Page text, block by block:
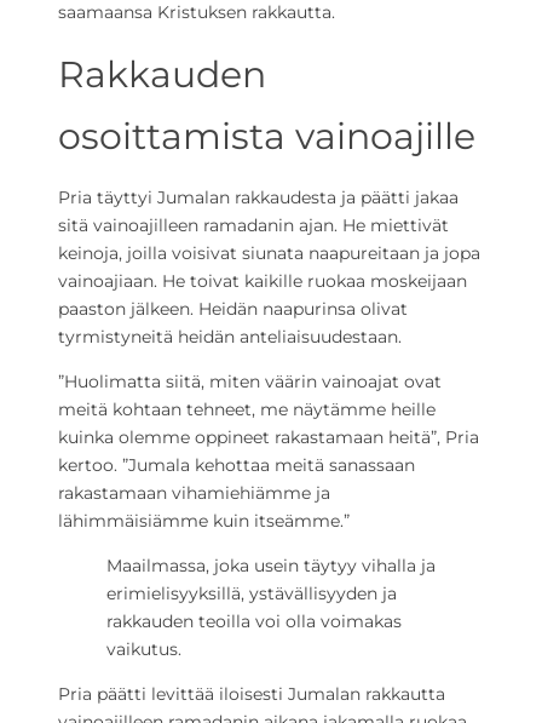
saamaansa Kristuksen rakkautta.
Rakkauden
osoittamista vainoajille
Pria täyttyi Jumalan rakkaudesta ja päätti jakaa
sitä vainoajilleen ramadanin ajan. He miettivät
keinoja, joilla voisivat siunata naapureitaan ja jopa
vainoajiaan. He toivat kaikille ruokaa moskeijaan
paaston jälkeen. Heidän naapurinsa olivat
tyrmistyneitä heidän anteliaisuudestaan.
”Huolimatta siitä, miten väärin vainoajat ovat
meitä kohtaan tehneet, me näytämme heille
kuinka olemme oppineet rakastamaan heitä”, Pria
kertoo. ”Jumala kehottaa meitä sanassaan
rakastamaan vihamiehiämme ja
lähimmäisiämme kuin itseämme.”
Maailmassa, joka usein täytyy vihalla ja
erimielisyyksillä, ystävällisyyden ja
rakkauden teoilla voi olla voimakas
vaikutus.
Pria päätti levittää iloisesti Jumalan rakkautta